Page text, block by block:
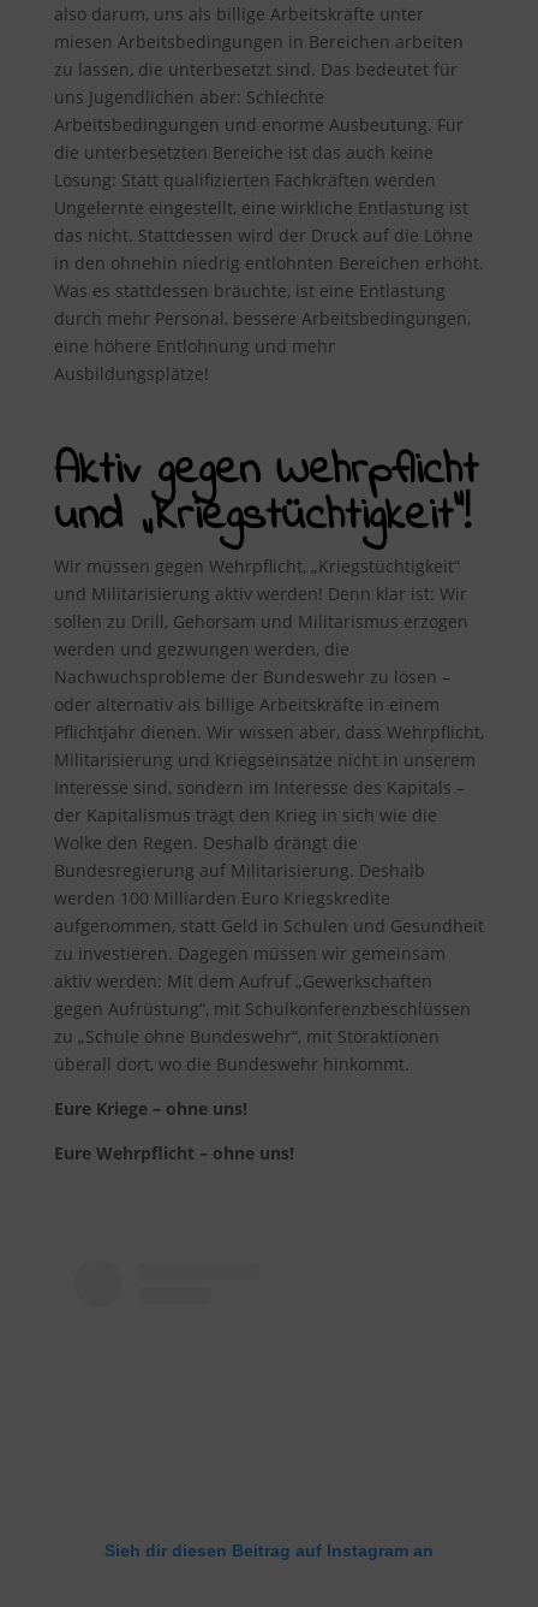
also darum, uns als billige Arbeitskräfte unter
miesen Arbeitsbedingungen in Bereichen arbeiten
zu lassen, die unterbesetzt sind. Das bedeutet für
uns Jugendlichen aber: Schlechte
Arbeitsbedingungen und enorme Ausbeutung. Für
die unterbesetzten Bereiche ist das auch keine
Lösung: Statt qualifizierten Fachkräften werden
Ungelernte eingestellt, eine wirkliche Entlastung ist
das nicht. Stattdessen wird der Druck auf die Löhne
in den ohnehin niedrig entlohnten Bereichen erhöht.
Was es stattdessen bräuchte, ist eine Entlastung
durch mehr Personal, bessere Arbeitsbedingungen,
eine höhere Entlohnung und mehr
Ausbildungsplätze!
Aktiv gegen Wehrpflicht
und „Kriegstüchtigkeit“!
Wir müssen gegen Wehrpflicht, „Kriegstüchtigkeit“
und Militarisierung aktiv werden! Denn klar ist: Wir
sollen zu Drill, Gehorsam und Militarismus erzogen
werden und gezwungen werden, die
Nachwuchsprobleme der Bundeswehr zu lösen –
oder alternativ als billige Arbeitskräfte in einem
Pflichtjahr dienen. Wir wissen aber, dass Wehrpflicht,
Militarisierung und Kriegseinsätze nicht in unserem
Interesse sind, sondern im Interesse des Kapitals –
der Kapitalismus trägt den Krieg in sich wie die
Wolke den Regen. Deshalb drängt die
Bundesregierung auf Militarisierung. Deshalb
werden 100 Milliarden Euro Kriegskredite
aufgenommen, statt Geld in Schulen und Gesundheit
zu investieren. Dagegen müssen wir gemeinsam
aktiv werden: Mit dem Aufruf „Gewerkschaften
gegen Aufrüstung“, mit Schulkonferenzbeschlüssen
zu „Schule ohne Bundeswehr“, mit Störaktionen
überall dort, wo die Bundeswehr hinkommt.
Eure Kriege – ohne uns!
Eure Wehrpflicht – ohne uns!
Sieh dir diesen Beitrag auf Instagram an